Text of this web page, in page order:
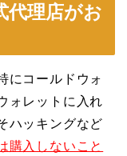
代理店がお
にコールドウォ
ォレットに入れ
ハッキングなど
購入しないこと